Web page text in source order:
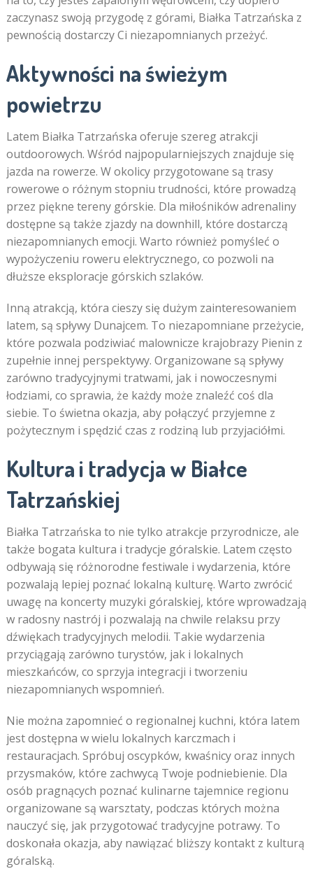
zaczynasz swoją przygodę z górami, Białka Tatrzańska z
pewnością dostarczy Ci niezapomnianych przeżyć.
Aktywności na świeżym
powietrzu
Latem Białka Tatrzańska oferuje szereg atrakcji
outdoorowych. Wśród najpopularniejszych znajduje się
jazda na rowerze. W okolicy przygotowane są trasy
rowerowe o różnym stopniu trudności, które prowadzą
przez piękne tereny górskie. Dla miłośników adrenaliny
dostępne są także zjazdy na downhill, które dostarczą
niezapomnianych emocji. Warto również pomyśleć o
wypożyczeniu roweru elektrycznego, co pozwoli na
dłuższe eksploracje górskich szlaków.
Inną atrakcją, która cieszy się dużym zainteresowaniem
latem, są spływy Dunajcem. To niezapomniane przeżycie,
które pozwala podziwiać malownicze krajobrazy Pienin z
zupełnie innej perspektywy. Organizowane są spływy
zarówno tradycyjnymi tratwami, jak i nowoczesnymi
łodziami, co sprawia, że każdy może znaleźć coś dla
siebie. To świetna okazja, aby połączyć przyjemne z
pożytecznym i spędzić czas z rodziną lub przyjaciółmi.
Kultura i tradycja w Białce
Tatrzańskiej
Białka Tatrzańska to nie tylko atrakcje przyrodnicze, ale
także bogata kultura i tradycje góralskie. Latem często
odbywają się różnorodne festiwale i wydarzenia, które
pozwalają lepiej poznać lokalną kulturę. Warto zwrócić
uwagę na koncerty muzyki góralskiej, które wprowadzają
w radosny nastrój i pozwalają na chwile relaksu przy
dźwiękach tradycyjnych melodii. Takie wydarzenia
przyciągają zarówno turystów, jak i lokalnych
mieszkańców, co sprzyja integracji i tworzeniu
niezapomnianych wspomnień.
Nie można zapomnieć o regionalnej kuchni, która latem
jest dostępna w wielu lokalnych karczmach i
restauracjach. Spróbuj oscypków, kwaśnicy oraz innych
przysmaków, które zachwycą Twoje podniebienie. Dla
osób pragnących poznać kulinarne tajemnice regionu
organizowane są warsztaty, podczas których można
nauczyć się, jak przygotować tradycyjne potrawy. To
doskonała okazja, aby nawiązać bliższy kontakt z kulturą
góralską.